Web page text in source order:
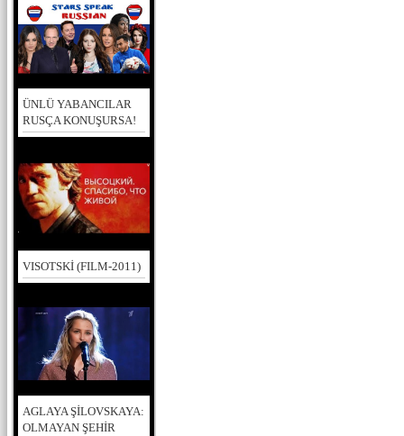
ÜNLÜ YABANCILAR
RUSÇA KONUŞURSA!
VISOTSKİ (FILM-2011)
AGLAYA ŞİLOVSKAYA:
OLMAYAN ŞEHİR